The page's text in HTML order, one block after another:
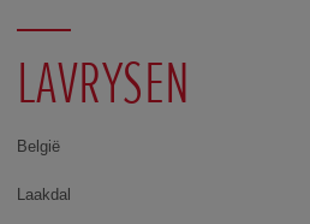
LAVRYSEN
België
Laakdal